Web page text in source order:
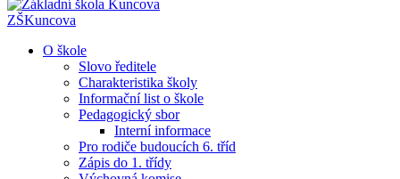
ZŠKuncova
O škole
Slovo ředitele
Charakteristika školy
Informační list o škole
Pedagogický sbor
Interní informace
Pro rodiče budoucích 6. tříd
Zápis do 1. třídy